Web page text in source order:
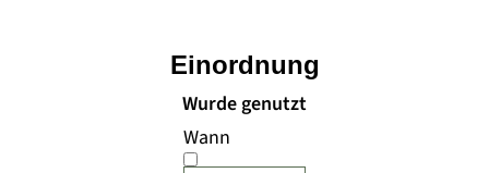
Wurde genutzt
Wann
Einordnung